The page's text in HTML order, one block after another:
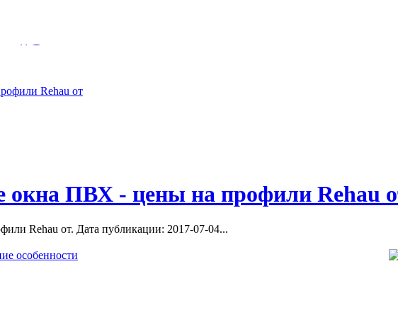
ПО СТРОИТЕЛЬСТВУ И
“Остекление
окна ПВХ - цены на профили Rehau
Rehau от. Дата публикации: 2017-07-04...